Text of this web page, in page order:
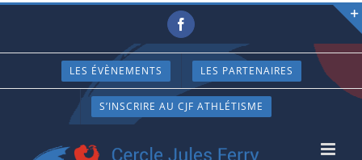
Passer
contenu
Facebook
LES ÉVÈNEMENTS LES PARTENAIRES
S’INSCRIRE AU CJF ATHLÉTISME